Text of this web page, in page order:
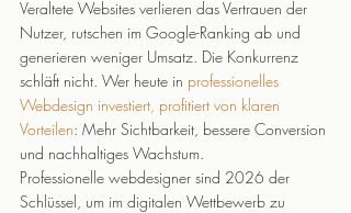
Veraltete Websites verlieren das Vertrauen der
Nutzer, rutschen im Google-Ranking ab und
generieren weniger Umsatz. Die Konkurrenz
schläft nicht. Wer heute in professionelles
Webdesign investiert, profitiert von klaren
Vorteilen: Mehr Sichtbarkeit, bessere Conversion
und nachhaltiges Wachstum.
Professionelle webdesigner sind 2026 der
Schlüssel, um im digitalen Wettbewerb zu